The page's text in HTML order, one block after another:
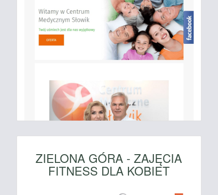
ZIELONA GÓRA - ZAJĘCIA
FITNESS DLA KOBIET